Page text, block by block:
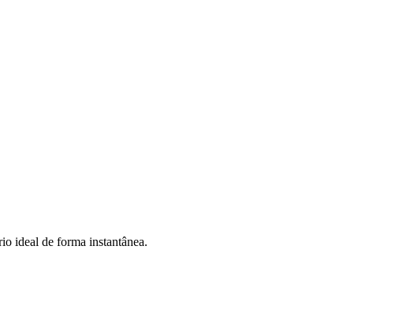
ideal de forma instantânea.